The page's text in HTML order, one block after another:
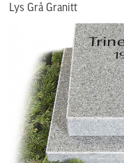
Lys Grå Granitt